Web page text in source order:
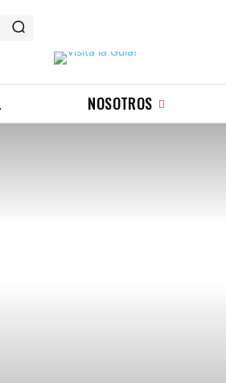
NOSOTROS